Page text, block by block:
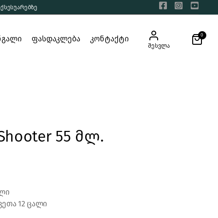
ფასდაკლება კონტაქტი
შესვლა
0
55 მლ.
12 ცალი